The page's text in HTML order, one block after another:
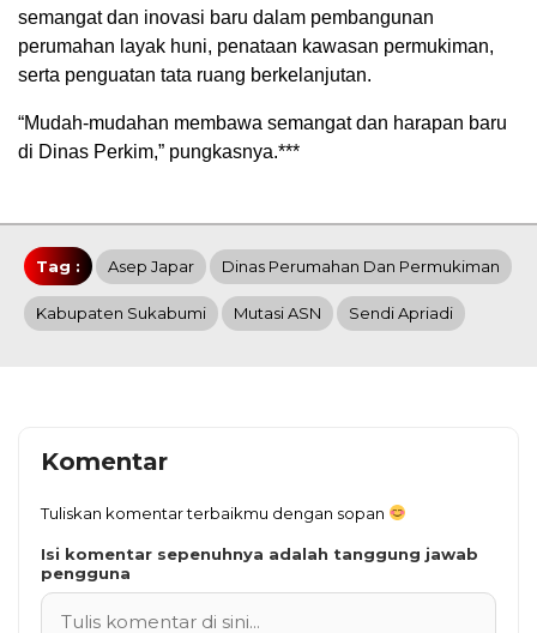
semangat dan inovasi baru dalam pembangunan
perumahan layak huni, penataan kawasan permukiman,
serta penguatan tata ruang berkelanjutan.
“Mudah-mudahan membawa semangat dan harapan baru
di Dinas Perkim,” pungkasnya.***
Tag : Asep Japar Dinas Perumahan Dan Permukiman
Kabupaten Sukabumi Mutasi ASN Sendi Apriadi
Komentar
Tuliskan komentar terbaikmu dengan sopan
Isi komentar sepenuhnya adalah tanggung jawab
pengguna